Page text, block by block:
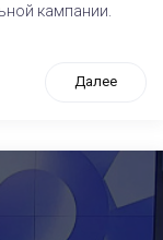
кампании.
Далее